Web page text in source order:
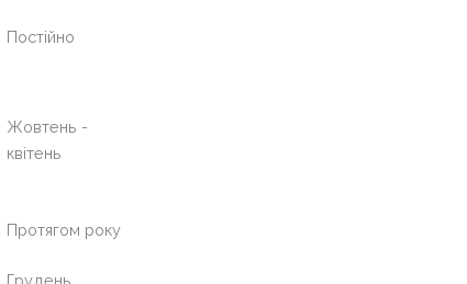
Постійно
Жовтень -
квітень
Протягом року
Грудень,